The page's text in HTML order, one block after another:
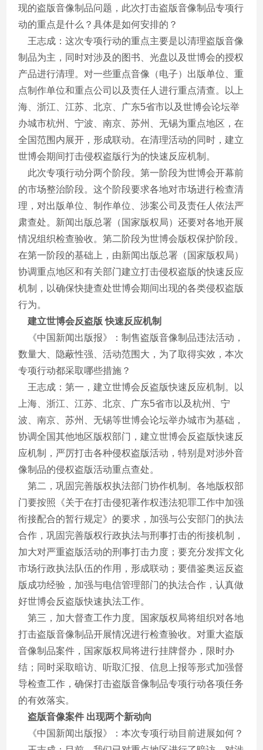
现的盗版音像制品问题，此次打击盗版音像制品专项行
动的重点是什么？具体是如何安排的？
王志成：这次专项行动的重点主要是以清理盗版音像
制品为主，同时对涉及的图书、光盘以及世博会的授权
产品进行清理。对一些重点音像（电子）出版单位、重
点制作单位和重点公司以及责任人进行重点清查。以上
海、浙江、江苏、北京、广东5省市以及世博会论坛举
办城市杭州、宁波、南京、苏州、无锡为重点地区，在
全国范围内展开，形成联动。在清理活动的同时，建立
世博会期间打击侵权盗版行为的快速反应机制。
此次专项行动分两个阶段。第一阶段为世博会开幕前
的市场整治阶段。这个阶段要求各地对市场进行检查清
理，对出版单位、制作单位、涉案公司及责任人依法严
肃查处。新闻出版总署（国家版权局）还要对各地开展
情况组织检查验收。第二阶段为世博会版权保护阶段。
在第一阶段的基础上，由新闻出版总署（国家版权局）
协调重点地区和有关部门建立打击侵权盗版的快速反应
机制，以确保快捷查处世博会期间出现的各类侵权盗版
行为。
建立世博会反盗版 快速反应机制
《中国新闻出版报》：制售盗版音像制品违法活动，
数量大、隐蔽性强、活动范围大，为了取得实效，本次
专项行动都采取哪些措施？
王志成：第一，建立世博会反盗版快速反应机制。以
上海、浙江、江苏、北京、广东5省市以及杭州、宁
波、南京、苏州、无锡等世博会论坛举办城市为基础，
协调全国其他地区版权部门，建立世博会反盗版快速反
应机制，严厉打击各种侵权盗版活动，特别是对涉外音
像制品的侵权盗版活动重点查处。
第二，巩固完善版权执法部门协作机制。各地版权部
门要按照《关于在打击侵犯著作权违法犯罪工作中加强
衔接配合的暂行规定》的要求，加强与公安部门的执法
合作，巩固完善版权行政执法与刑事打击的衔接机制，
加大对严重盗版活动的刑事打击力度；要充分发挥文化
市场行政执法队伍的作用，形成联动；要借鉴奥运反盗
版成功经验，加强与电信管理部门的执法合作，认真做
好世博会反盗版快速执法工作。
第三，加大督查工作力度。国家版权局将组织对各地
打击盗版音像制品开展情况进行检查验收。对重大盗版
音像制品案件，国家版权局将进行挂牌督办，限时办
结；同时采取暗访、听取汇报、信息上报等形式加强督
导检查工作，确保打击盗版音像制品专项行动各项任务
的有效落实。
盗版音像案件 出现两个新动向
《中国新闻出版报》：本次专项行动目前进展如何？